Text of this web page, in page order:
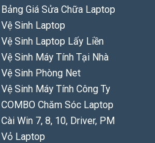
Bảng Giá Sửa Chữa Laptop
Vệ Sinh Laptop
Vệ Sinh Laptop Lấy Liền
Vệ Sinh Máy Tính Tại Nhà
Vệ Sinh Phòng Net
Vệ Sinh Máy Tính Công Ty
COMBO Chăm Sóc Laptop
Cài Win 7, 8, 10, Driver, PM
Vỏ Laptop
Đang Xem»Trang chủ
Fan-Quạt Tản
Liên Hệ